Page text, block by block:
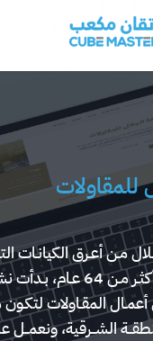
للمقاولات
مـن أعـرق الكيانـات
بالمنطقـة منـذ أكثـر مـن 64
المقـاولات لتكـون
الشــرقية، ونعمــل